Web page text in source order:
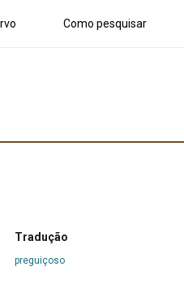
Como pesquisar
Tradução
preguiçoso